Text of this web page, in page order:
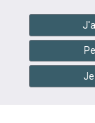
handshake
INFOS